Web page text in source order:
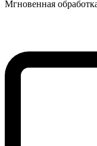
Мгновенная